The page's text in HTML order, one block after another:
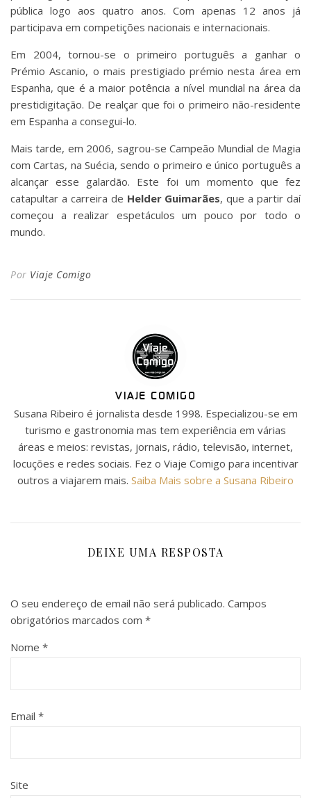
pública logo aos quatro anos. Com apenas 12 anos já
participava em competições nacionais e internacionais.
Em 2004, tornou-se o primeiro português a ganhar o
Prémio Ascanio, o mais prestigiado prémio nesta área em
Espanha, que é a maior potência a nível mundial na área da
prestidigitação. De realçar que foi o primeiro não-residente
em Espanha a consegui-lo.
Mais tarde, em 2006, sagrou-se Campeão Mundial de Magia
com Cartas, na Suécia, sendo o primeiro e único português a
alcançar esse galardão. Este foi um momento que fez
catapultar a carreira de Helder Guimarães, que a partir daí
começou a realizar espetáculos um pouco por todo o
mundo.
Por Viaje Comigo
VIAJE COMIGO
Susana Ribeiro é jornalista desde 1998. Especializou-se em
turismo e gastronomia mas tem experiência em várias
áreas e meios: revistas, jornais, rádio, televisão, internet,
locuções e redes sociais. Fez o Viaje Comigo para incentivar
outros a viajarem mais. Saiba Mais sobre a Susana Ribeiro
DEIXE UMA RESPOSTA
O seu endereço de email não será publicado. Campos
obrigatórios marcados com *
Nome *
Email *
Site